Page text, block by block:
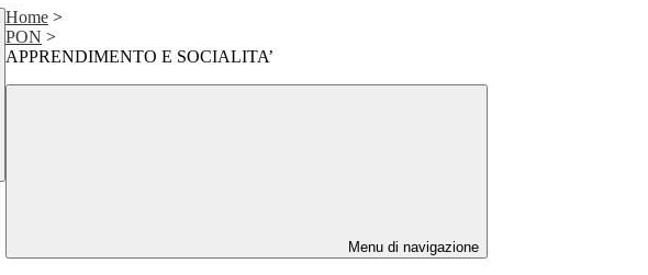
Home >
PON >
APPRENDIMENTO E SOCIALITA’
Menu di navigazione